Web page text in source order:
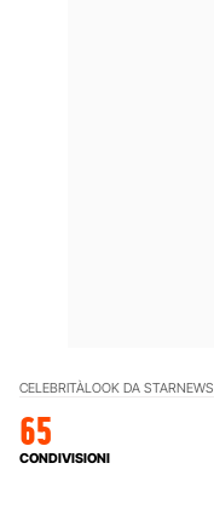
CELEBRITÀLOOK DA STARNEWS
65
CONDIVISIONI